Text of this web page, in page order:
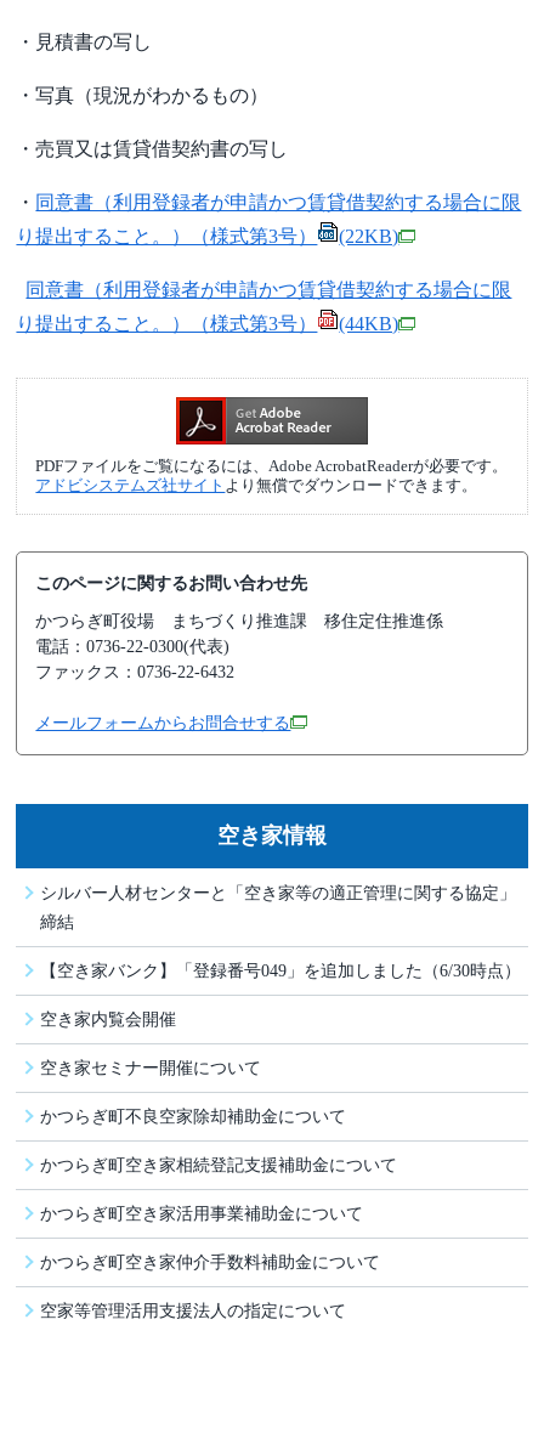
・見積書の写し
・写真（現況がわかるもの）
・売買又は賃貸借契約書の写し
・ 同意書（利用登録者が申請かつ賃貸借契約する場合に限
り提出すること。）（様式第3号）
(22KB)
同意書（利用登録者が申請かつ賃貸借契約する場合に限
り提出すること。）（様式第3号）
(44KB)
PDFファイルをご覧になるには、Adobe AcrobatReaderが必要です。
アドビシステムズ社サイト より無償でダウンロードできます。
このページに関するお問い合わせ先
かつらぎ町役場
まちづくり推進課 移住定住推進係
電話：0736-22-0300(代表)
ファックス：0736-22-6432
メールフォームからお問合せする
空き家情報
シルバー人材センターと「空き家等の適正管理に関する協定」
締結
【空き家バンク】「登録番号049」を追加しました（6/30時点）
空き家内覧会開催
空き家セミナー開催について
かつらぎ町不良空家除却補助金について
かつらぎ町空き家相続登記支援補助金について
かつらぎ町空き家活用事業補助金について
かつらぎ町空き家仲介手数料補助金について
空家等管理活用支援法人の指定について